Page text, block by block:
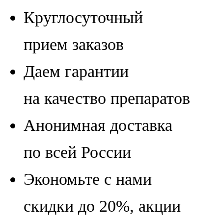
Круглосуточный
прием заказов
Даем гарантии
на качество препаратов
Анонимная доставка
по всей России
Экономьте с нами
скидки до 20%, акции